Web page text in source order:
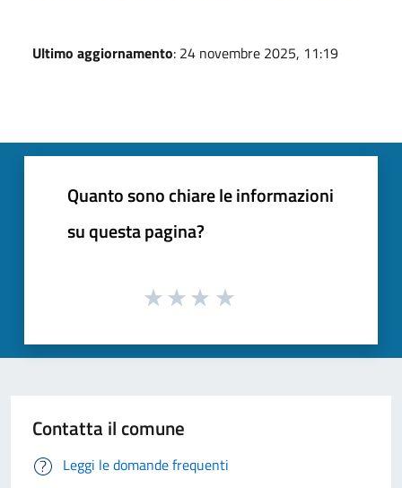
Ultimo aggiornamento: 24 novembre 2025, 11:19
Quanto sono chiare le informazioni
su questa pagina?
Contatta il comune
Leggi le domande frequenti